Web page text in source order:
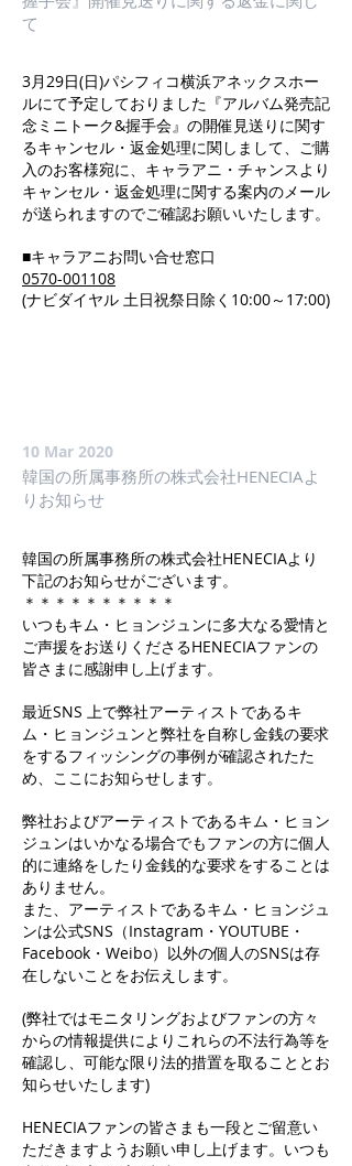
て
3月29日(日)パシフィコ横浜アネックスホー
ルにて予定しておりました『アルバム発売記
念ミニトーク&握手会』の開催見送りに関す
るキャンセル・返金処理に関しまして、ご購
入のお客様宛に、キャラアニ・チャンスより
キャンセル・返金処理に関する案内のメール
が送られますのでご確認お願いいたします。
■キャラアニお問い合せ窓口
0570-001108
(ナビダイヤル 土日祝祭日除く10:00～17:00)
10 Mar 2020
韓国の所属事務所の株式会社HENECIAよ
りお知らせ
韓国の所属事務所の株式会社HENECIAより
下記のお知らせがございます。
＊＊＊＊＊＊＊＊＊＊
いつもキム・ヒョンジュンに多大なる愛情と
ご声援をお送りくださるHENECIAファンの
皆さまに感謝申し上げます。
最近SNS 上で弊社アーティストであるキ
ム・ヒョンジュンと弊社を自称し金銭の要求
をするフィッシングの事例が確認されたた
め、ここにお知らせします。
弊社およびアーティストであるキム・ヒョン
ジュンはいかなる場合でもファンの方に個人
的に連絡をしたり金銭的な要求をすることは
ありません。
また、アーティストであるキム・ヒョンジュ
ンは公式SNS（Instagram・YOUTUBE・
Facebook・Weibo）以外の個人のSNSは存
在しないことをお伝えします。
(弊社ではモニタリングおよびファンの方々
からの情報提供によりこれらの不法行為等を
確認し、可能な限り法的措置を取ることとお
知らせいたします)
HENECIAファンの皆さまも一段とご留意い
ただきますようお願い申し上げます。いつも